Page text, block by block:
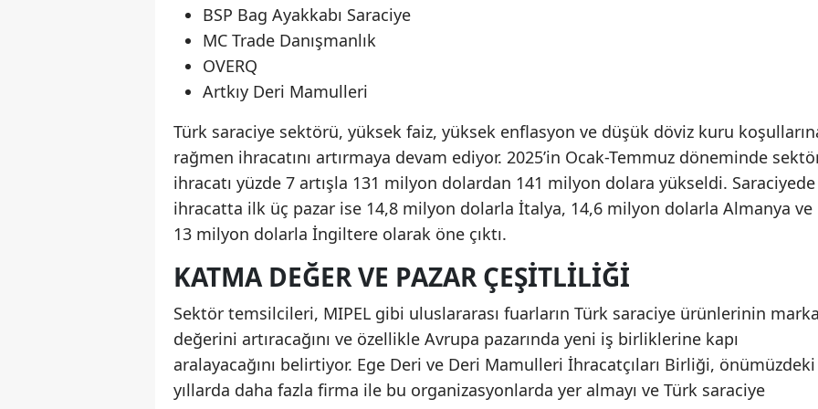
BSP Bag Ayakkabı Saraciye
MC Trade Danışmanlık
OVERQ
Artkıy Deri Mamulleri
Türk saraciye sektörü, yüksek faiz, yüksek enflasyon ve düşük döviz kuru
rağmen ihracatını artırmaya devam ediyor. 2025’in Ocak-Temmuz döneminde
ihracatı yüzde 7 artışla 131 milyon dolardan 141 milyon dolara yükseldi. Saraciyede
ihracatta ilk üç pazar ise 14,8 milyon dolarla İtalya, 14,6 milyon dolarla Almanya ve
13 milyon dolarla İngiltere olarak öne çıktı.
KATMA DEĞER VE PAZAR ÇEŞITLILIĞI
Sektör temsilcileri, MIPEL gibi uluslararası fuarların Türk saraciye ürünlerinin marka
değerini artıracağını ve özellikle Avrupa pazarında yeni iş birliklerine kapı
aralayacağını belirtiyor. Ege Deri ve Deri Mamulleri İhracatçıları Birliği, önümüzdeki
yıllarda daha fazla firma ile bu organizasyonlarda yer almayı ve Türk saraciye